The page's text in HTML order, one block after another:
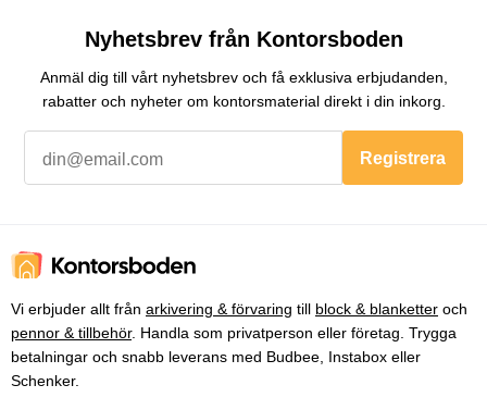
Nyhetsbrev från Kontorsboden
Anmäl dig till vårt nyhetsbrev och få exklusiva erbjudanden,
rabatter och nyheter om kontorsmaterial direkt i din inkorg.
Registrera
Vi erbjuder allt från arkivering & förvaring till block & blanketter och
pennor & tillbehör. Handla som privatperson eller företag. Trygga
betalningar och snabb leverans med Budbee, Instabox eller
Schenker.